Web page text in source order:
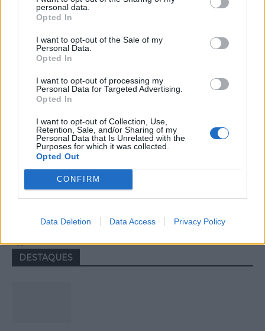
personal data.
Opted In
I want to opt-out of the Sale of my
Personal Data.
Opted In
I want to opt-out of processing my
Personal Data for Targeted Advertising.
Opted In
I want to opt-out of Collection, Use,
Retention, Sale, and/or Sharing of my
Personal Data that Is Unrelated with the
Purposes for which it was collected.
Opted Out
CONFIRM
Data Deletion Data Access Privacy Policy
jovens ao mundo do trabalho
Colheita de sangue regressa ao
Hospital Sousa Martins durante o mês
de agosto
DESTAQUES